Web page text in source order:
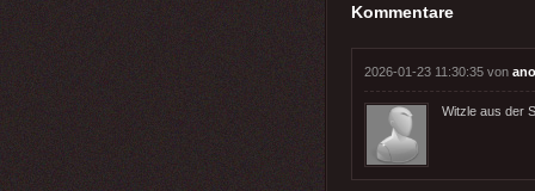
Kommentare
2026-01-23 11:30:35 von
Witzle aus der